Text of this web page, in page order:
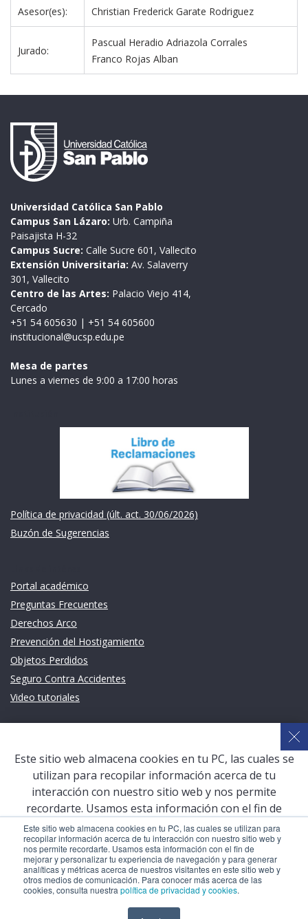
Este sitio web almacena cookies en tu PC, las cuales se utilizan para
recopilar información acerca de tu interacción con nuestro sitio web y
nos permite recordarte. Usamos esta información con el fin de
mejorar y personalizar tu experiencia de navegación y para generar
analíticas y métricas acerca de nuestros visitantes en este sitio web y
otros medios de comunicación. Para conocer más acerca de las
cookies, consulta nuestra política de privacidad y cookies.
Asesor(es): Christian Frederick Garate Rodriguez
Jurado:
Pascual Heradio Adriazola Corrales
Franco Rojas Alban
Universidad Católica San Pablo
Campus San Lázaro: Urb. Campiña
Paisajista H-32
Campus Sucre: Calle Sucre 601, Vallecito
Extensión Universitaria: Av. Salaverry
301, Vallecito
Centro de las Artes: Palacio Viejo 414,
Cercado
+51 54 605630 | +51 54 605600
institucional@ucsp.edu.pe
Mesa de partes
Lunes a viernes de 9:00 a 17:00 horas
Política de privacidad (últ. act. 30/06/2026)
Buzón de Sugerencias
Portal académico
Preguntas Frecuentes
Derechos Arco
Prevención del Hostigamiento
Objetos Perdidos
Seguro Contra Accidentes
Video tutoriales
Sistema de Gestión Académica (SGA)
Defensoría Universitaria
Terceros vinculados
San Pablo Mail
Aula Virtual Pregrado
Aula Virtual Postgrado
Este sitio web almacena cookies en tu PC, las cuales se
utilizan para recopilar información acerca de tu
interacción con nuestro sitio web y nos permite
recordarte. Usamos esta información con el fin de
mejorar y personalizar tu experiencia de navegación y
para generar analíticas y métricas acerca de nuestros
visitantes en este sitio web y otros medios de
comunicación. Para conocer más acerca de las cookies,
consulta nuestrapolítica de privacidad y cookies